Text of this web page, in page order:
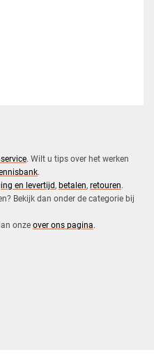
. Wilt u tips over het werken
.
en levertijd, betalen, retouren.​
Bekijk dan onder de categorie bij
onze over ons pagina.